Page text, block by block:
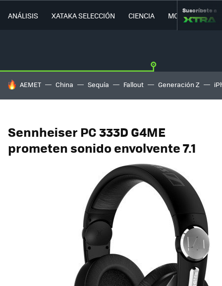
ANÁLISIS XATAKA SELECCIÓN CIENCIA MOVILIDAD
Suscríbete a
HOY SE HABLA DE
AEMET China Sequía Fallout Generación Z
Sennheiser PC 333D G4ME
prometen sonido envolvente 7.1